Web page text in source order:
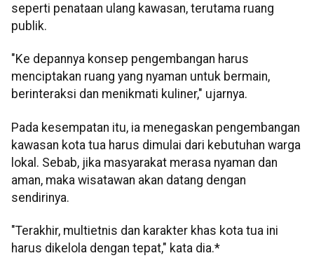
seperti penataan ulang kawasan, terutama ruang
publik.
"Ke depannya konsep pengembangan harus
menciptakan ruang yang nyaman untuk bermain,
berinteraksi dan menikmati kuliner," ujarnya.
Pada kesempatan itu, ia menegaskan pengembangan
kawasan kota tua harus dimulai dari kebutuhan warga
lokal. Sebab, jika masyarakat merasa nyaman dan
aman, maka wisatawan akan datang dengan
sendirinya.
"Terakhir, multietnis dan karakter khas kota tua ini
harus dikelola dengan tepat," kata dia.*